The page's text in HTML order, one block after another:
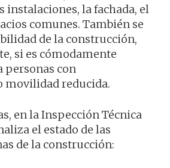
instalaciones, la fachada, el
comunes. También se
de la construcción,
si es cómodamente
personas con
reducida.
en la Inspección Técnica
el estado de las
de la construcción: